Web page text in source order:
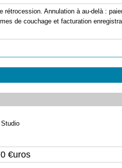
Annulation à au-delà :
de couchage et facturation
€uros